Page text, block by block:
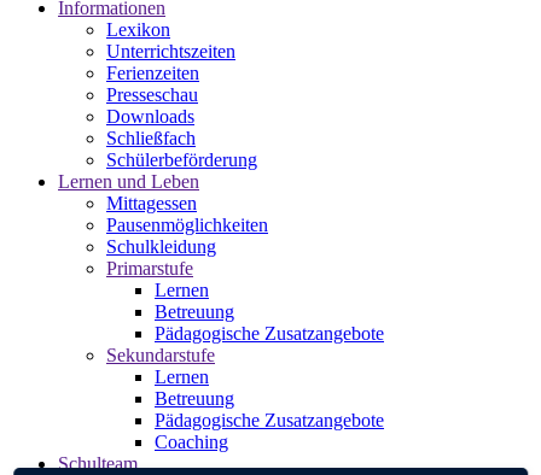
Informationen
Lexikon
Unterrichtszeiten
Ferienzeiten
Presseschau
Downloads
Schließfach
Schülerbeförderung
Lernen und Leben
Mittagessen
Pausenmöglichkeiten
Schulkleidung
Primarstufe
Lernen
Betreuung
Pädagogische Zusatzangebote
Sekundarstufe
Lernen
Betreuung
Pädagogische Zusatzangebote
Coaching
Schulteam